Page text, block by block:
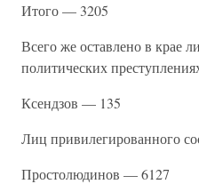
Итого — 3205
Всего же оставлено в крае
политических
Ксендзов — 135
Лиц привилегированного
Простолюдинов — 6127